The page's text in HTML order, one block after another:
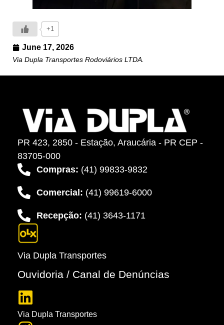
+1
June 17, 2026
Via Dupla Transportes Rodoviários LTDA.
PR 423, 2850 - Estação, Araucária - PR CEP -
83705-000
Compras: (41) 99833-9832
Comercial: (41) 99619-6000
Recepção: (41) 3643-1171
Via Dupla Transportes
Ouvidoria / Canal de Denúncias
Via Dupla Transportes